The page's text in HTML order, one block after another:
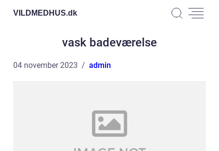
VILDMEDHUS.dk
vask badeværelse
04 november 2023 admin